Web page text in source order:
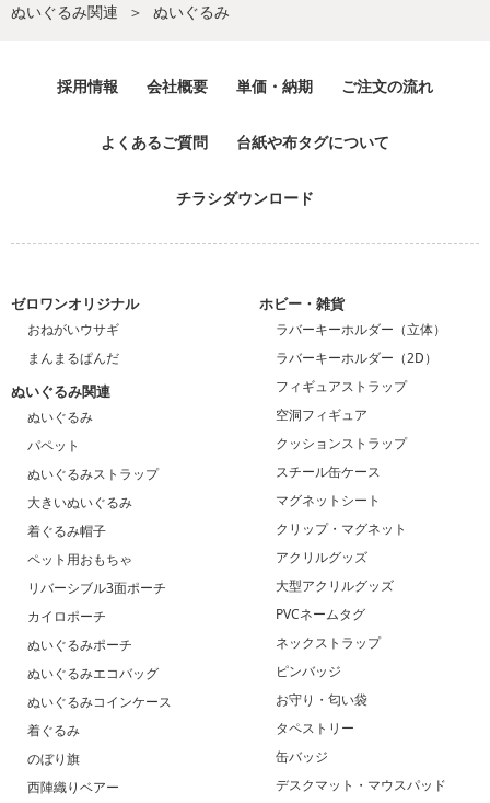
ぬいぐるみ関連
ぬいぐるみ
採用情報 会社概要 単価・納期 ご注文の流れ
よくあるご質問 台紙や布タグについて
チラシダウンロード
ゼロワンオリジナル
おねがいウサギ
まんまるぱんだ
ぬいぐるみ関連
ぬいぐるみ
パペット
ぬいぐるみストラップ
大きいぬいぐるみ
着ぐるみ帽子
ペット用おもちゃ
リバーシブル3面ポーチ
カイロポーチ
ぬいぐるみポーチ
ぬいぐるみエコバッグ
ぬいぐるみコインケース
着ぐるみ
のぼり旗
西陣織りベアー
ホビー・雑貨
ラバーキーホルダー（立体）
ラバーキーホルダー（2D）
フィギュアストラップ
空洞フィギュア
クッションストラップ
スチール缶ケース
マグネットシート
クリップ・マグネット
アクリルグッズ
大型アクリルグッズ
PVCネームタグ
ネックストラップ
ピンバッジ
お守り・匂い袋
タペストリー
缶バッジ
デスクマット・マウスパッド